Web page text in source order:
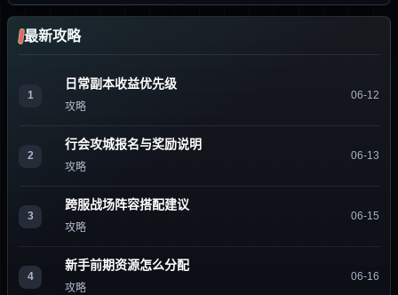
最新攻略
1
日常副本收益优先级
攻略
06-12
2
行会攻城报名与奖励说明
攻略
06-13
3
跨服战场阵容搭配建议
攻略
06-15
4
新手前期资源怎么分配
攻略
06-16